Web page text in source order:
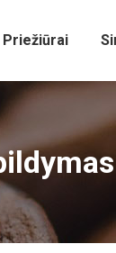
Priežiūrai